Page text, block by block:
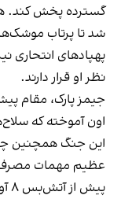
گسترده پخش کند.
شد تا پرتاب
پهپادهای انتحاری
نظر او قرار دارند.
جیمز پارک، مقام
اون آموخته که
این جنگ همچنین
عظیم مهمات